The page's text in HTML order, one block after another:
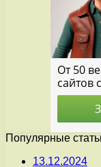
Популярные
13.12.2024